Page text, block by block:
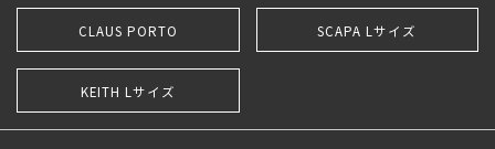
CLAUS PORTO SCAPA Lサイズ
KEITH Lサイズ